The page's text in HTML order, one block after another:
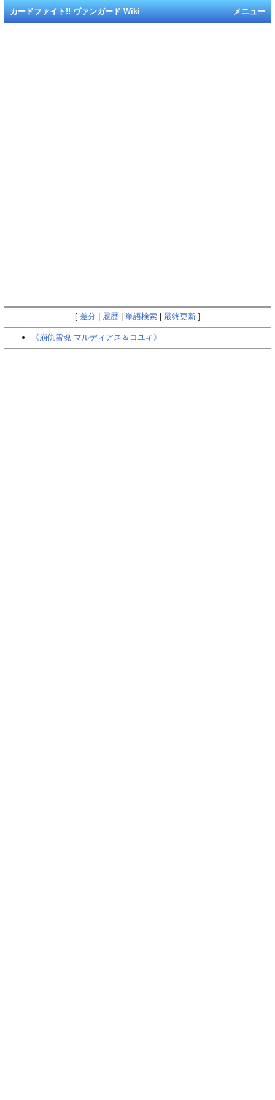
メニュー
カードファイト!! ヴァンガード Wiki
[ 差分 履歴| 単語検索| 最終更新]
《崩仇雪魂 マルディアス＆コユキ》